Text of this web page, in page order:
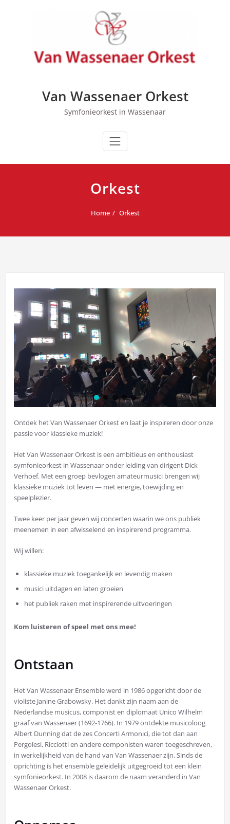
Van Wassenaer Orkest
Symfonieorkest in Wassenaar
Orkest
Home Orkest
Ontdek het Van Wassenaer Orkest en laat je inspireren door onze
passie voor klassieke muziek!
Het Van Wassenaer Orkest is een ambitieus en enthousiast
symfonieorkest in Wassenaar onder leiding van dirigent Dick
Verhoef. Met een groep bevlogen amateurmusici brengen wij
klassieke muziek tot leven — met energie, toewijding en
speelplezier.
Twee keer per jaar geven wij concerten waarin we ons publiek
meenemen in een afwisselend en inspirerend programma.
Wij willen:
klassieke muziek toegankelijk en levendig maken
musici uitdagen en laten groeien
het publiek raken met inspirerende uitvoeringen
Kom luisteren of speel met ons mee!
Ontstaan
Het Van Wassenaer Ensemble werd in 1986 opgericht door de
violiste Janine Grabowsky. Het dankt zijn naam aan de
Nederlandse musicus, componist en diplomaat Unico Wilhelm
graaf van Wassenaer (1692-1766). In 1979 ontdekte musicoloog
Albert Dunning dat de zes Concerti Armonici, die tot dan aan
Pergolesi, Ricciotti en andere componisten waren toegeschreven,
in werkelijkheid van de hand van Van Wassenaer zijn. Sinds de
oprichting is het ensemble geleidelijk uitgegroeid tot een klein
symfonieorkest. In 2008 is daarom de naam veranderd in Van
Wassenaer Orkest.